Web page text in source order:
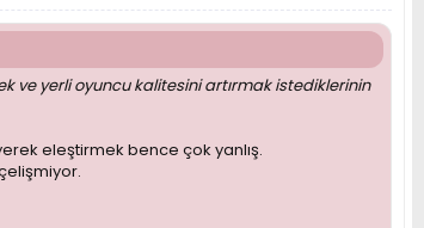
ve yerli oyuncu kalitesini artırmak istediklerinin
eleştirmek bence çok yanlış.